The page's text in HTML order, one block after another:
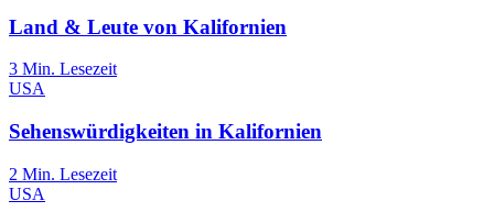
Land & Leute von Kalifornien
3 Min. Lesezeit
USA
Sehenswürdigkeiten in Kalifornien
2 Min. Lesezeit
USA